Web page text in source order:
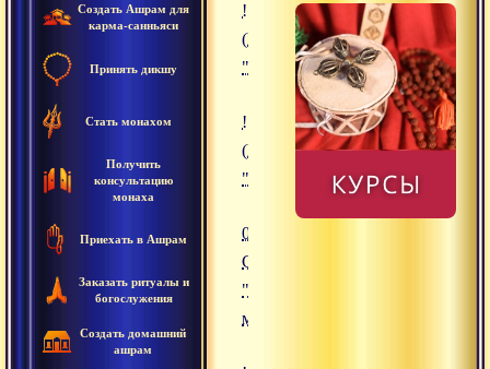
Создать Ашрам для
карма-санньяси
Принять дикшу
Стать монахом
Получить
консультацию
монаха
Приехать в Ашрам
Заказать ритуалы и
богослужения
Создать домашний
ашрам
![02.10.2009 Сатсанг "Гипноз
(https://www.advayta.org/upload/
"02.10.2009 Сатсанг "Гипноз
![01.10.2009 Сатсанг "Магия
(https://www.advayta.org/upload/
"01.10.2009 Сатсанг "Магия
01.10.2009
Сатсанг
"Магия
мыслей"